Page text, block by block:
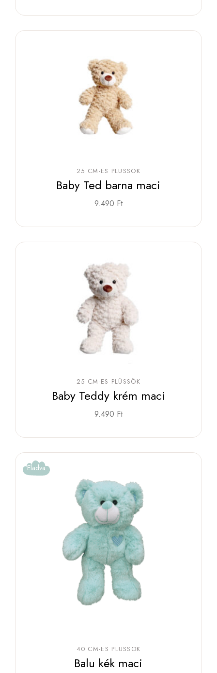
25 CM-ES PLÜSSÖK
Baby Ted barna maci
9.490 Ft
25 CM-ES PLÜSSÖK
Baby Teddy krém maci
9.490 Ft
Eladva
40 CM-ES PLÜSSÖK
Balu kék maci